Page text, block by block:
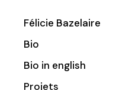
Félicie Bazelaire
Bio
Bio in english
Projets